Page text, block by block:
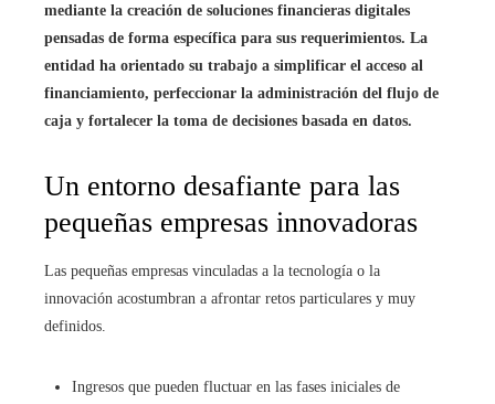
mediante la creación de soluciones financieras digitales
pensadas de forma específica para sus requerimientos. La
entidad ha orientado su trabajo a simplificar el acceso al
financiamiento, perfeccionar la administración del flujo de
caja y fortalecer la toma de decisiones basada en datos.
Un entorno desafiante para las
pequeñas empresas innovadoras
Las pequeñas empresas vinculadas a la tecnología o la
innovación acostumbran a afrontar retos particulares y muy
definidos.
Ingresos que pueden fluctuar en las fases iniciales de